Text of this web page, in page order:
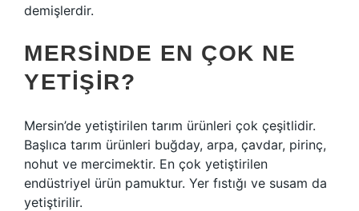
demişlerdir.
MERSINDE EN ÇOK NE
YETIŞIR?
Mersin’de yetiştirilen tarım ürünleri çok çeşitlidir.
Başlıca tarım ürünleri buğday, arpa, çavdar, pirinç,
nohut ve mercimektir. En çok yetiştirilen
endüstriyel ürün pamuktur. Yer fıstığı ve susam da
yetiştirilir.